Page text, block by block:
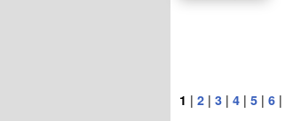
1 | 2 | 3 | 4 | 5 | 6 |